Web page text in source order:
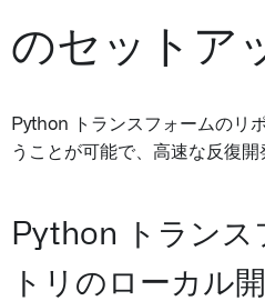
のセットア
Python トランスフォームのリ
うことが可能で、高速な反復開
Python トランス
トリのローカル